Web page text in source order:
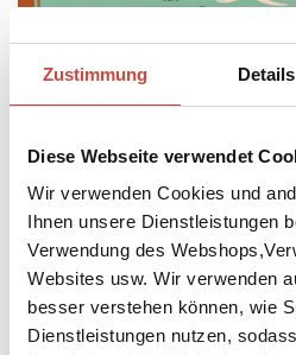
Zustimmung Details
Diese Webseite verwendet
Wir verwenden Cookies und
Ihnen unsere Dienstleistungen
Verwendung des
Websites usw. Wir verwenden
besser verstehen können, wie
Dienstleistungen nutzen,